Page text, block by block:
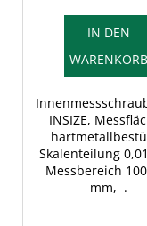
IN DEN
WARENKORB
INSIZE,
Skalenteilung
Messbereich
mm, .